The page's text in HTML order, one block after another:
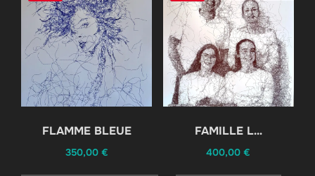
FLAMME BLEUE
350,00 €
FAMILLE L…
400,00€